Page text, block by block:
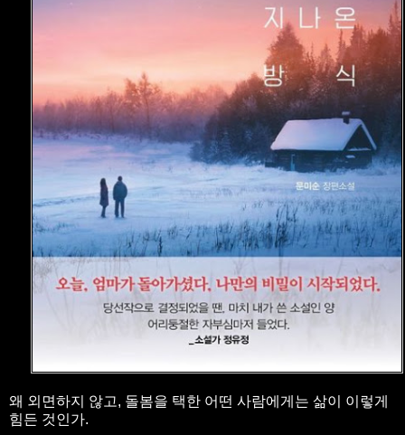
왜 외면하지 않고, 돌봄을 택한 어떤 사람에게는 삶이 이렇게
힘든 것인가.